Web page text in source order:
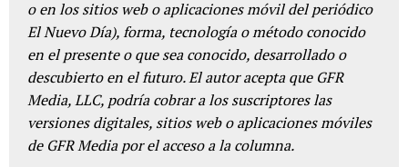
o en los sitios web o aplicaciones móvil del periódico
El Nuevo Día), forma, tecnología o método conocido
en el presente o que sea conocido, desarrollado o
descubierto en el futuro. El autor acepta que GFR
Media, LLC, podría cobrar a los suscriptores las
versiones digitales, sitios web o aplicaciones móviles
de GFR Media por el acceso a la columna.